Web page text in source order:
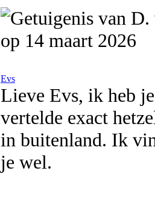
op 14 maart 2026
Evs
Lieve Evs, ik heb
vertelde exact
in buitenland. Ik
je wel.